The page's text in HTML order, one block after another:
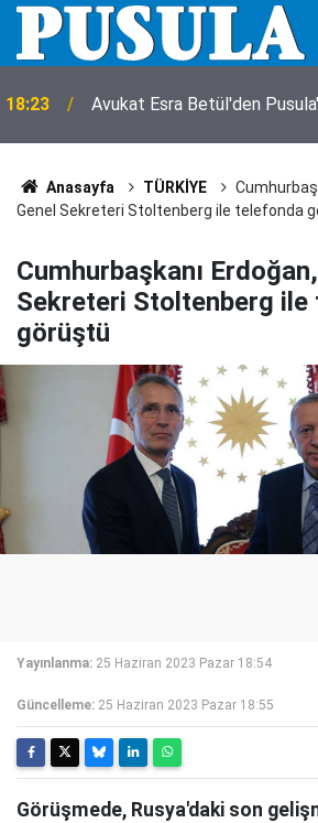
18:23 Avukat Esra Betül'den
Anasayfa TÜRKİYE
Genel Sekreteri Stoltenberg ile telefonda
Cumhurbaşkanı
Sekreteri Stoltenberg ile
görüştü
Yayınlanma: 25 Haziran 2023 Pazar 18:54
Güncelleme: 25 Haziran 2023 Pazar 18:55
Görüşmede, Rusya'daki son